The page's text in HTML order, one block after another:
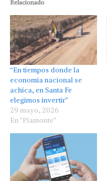
Relacionado
“En tiempos donde la
economía nacional se
achica, en Santa Fe
elegimos invertir”
29 mayo, 2026
En "Piamonte"